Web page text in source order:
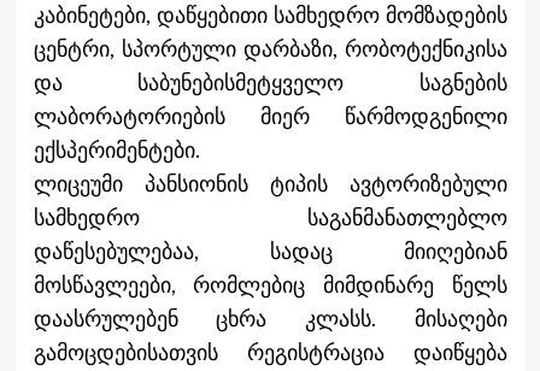
კაბინეტები, დაწყებითი სამხედრო მომზადების
ცენტრი, სპორტული დარბაზი, რობოტექნიკისა
და საბუნებისმეტყველო საგნების
ლაბორატორიების მიერ წარმოდგენილი
ექსპერიმენტები.
ლიცეუმი პანსიონის ტიპის ავტორიზებული
სამხედრო საგანმანათლებლო
დაწესებულებაა, სადაც მიიღებიან
მოსწავლეები, რომლებიც მიმდინარე წელს
დაასრულებენ ცხრა კლასს. მისაღები
გამოცდებისათვის რეგისტრაცია დაიწყება